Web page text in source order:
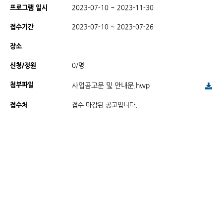
프로그램 일시 2023-07-10 ~ 2023-11-30
접수기간 2023-07-10 ~ 2023-07-26
장소
신청/정원 0/명
첨부파일 사업공고문 및 안내문.hwp
접수처 접수 마감된 공고입니다.